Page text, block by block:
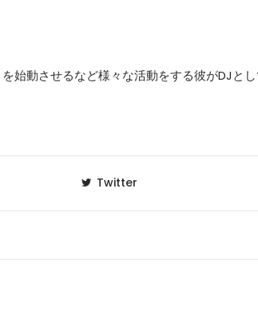
始動させるなど様々な活動をする彼がDJと
Twitter